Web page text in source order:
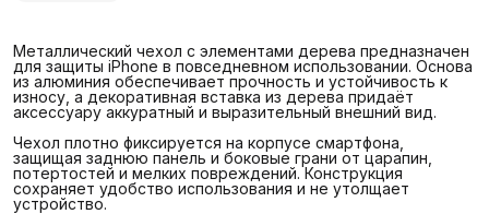
Металлический чехол с элементами дерева предназначен
для защиты iPhone в повседневном использовании. Основа
из алюминия обеспечивает прочность и устойчивость к
износу, а декоративная вставка из дерева придаёт
аксессуару аккуратный и выразительный внешний вид.
Чехол плотно фиксируется на корпусе смартфона,
защищая заднюю панель и боковые грани от царапин,
потертостей и мелких повреждений. Конструкция
сохраняет удобство использования и не утолщает
устройство.